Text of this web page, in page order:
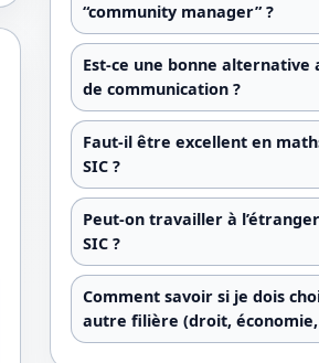
“community manager” ?
Est-ce une bonne alternative
de communication ?
Faut-il être excellent en
SIC ?
Peut-on travailler à
SIC ?
Comment savoir si je dois
autre filière (droit,